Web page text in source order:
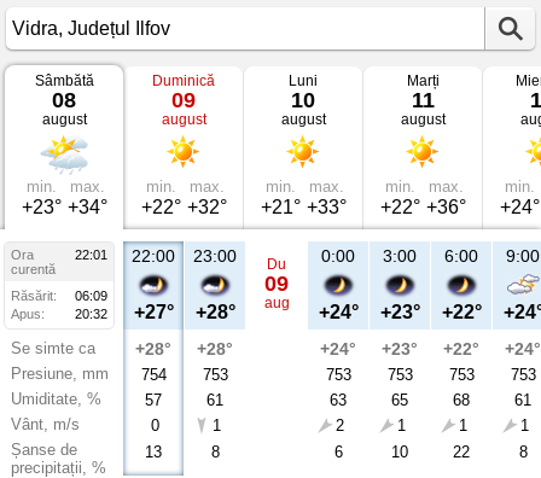
Vremea
Vidra
Județul
Ilfov
Sâmbătă
08
august
min.
+23°
max.
+34°
Duminică
09
august
min.
+22°
max.
+32°
Luni
10
august
min.
+21°
max.
+33°
Marți
11
august
min.
+22°
max.
+36°
min.
+24°
Ora
22:01
curentă
Răsărit:
06:09
Apus:
20:32
Se simte ca
Presiune, mm
Umiditate, %
Vânt, m/s
Șanse de
precipitații, %
22:00
+27°
+28°
754
57
0
13
23:00
+28°
+28°
753
61
1
8
Du
09
aug
0:00
+24°
+24°
753
63
2
6
3:00
+23°
+23°
753
65
1
10
6:00
+22°
+22°
753
68
1
22
9:00
+24°
753
61
1
8